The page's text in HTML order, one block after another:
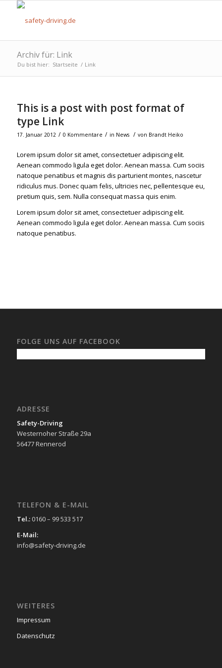
Archiv für: Link
Du bist hier: Startseite / Link
This is a post with post format of
type Link
17. Januar 2012 / 0 Kommentare / in News / von Brandt Heiko
Lorem ipsum dolor sit amet, consectetuer adipiscing elit.
Aenean commodo ligula eget dolor. Aenean massa. Cum sociis
natoque penatibus et magnis dis parturient montes, nascetur
ridiculus mus. Donec quam felis, ultricies nec, pellentesque eu,
pretium quis, sem. Nulla consequat massa quis enim.
Lorem ipsum dolor sit amet, consectetuer adipiscing elit.
Aenean commodo ligula eget dolor. Aenean massa. Cum sociis
natoque penatibus.
FOLGE UNS AUF FACEBOOK
ADRESSE
Safety-Driving
Westernoher Straße 29a
56477 Rennerod
TELEFON & E-MAIL
Tel.:0160 – 99 533 517
E-Mail:
info@safety-driving.de
WEITERES
Impressum
Datenschutz